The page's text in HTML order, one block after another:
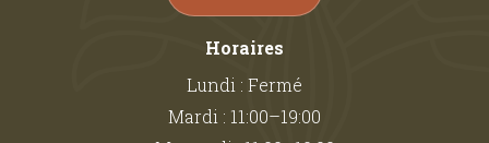
Horaires
Lundi : Fermé
Mardi : 11:00–19:00